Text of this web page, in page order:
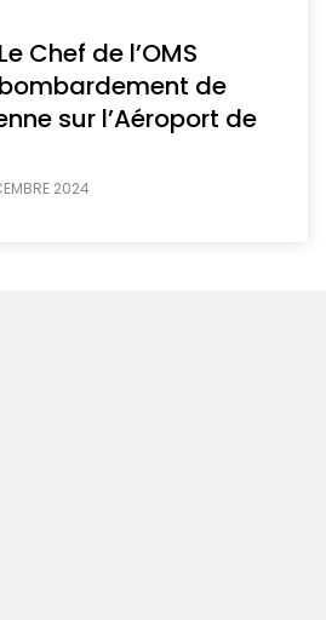
Chef de l’OMS
de
sur l’Aéroport de
2024